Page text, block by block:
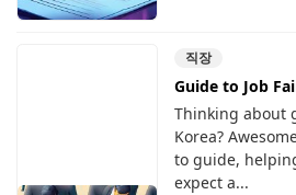
직장
Guide to Job
Thinking about
Korea?
to guide,
expect a...